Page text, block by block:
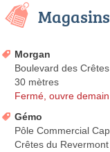
Morgan
Boulevard des
30 mètres
Fermé, ouvre
Gémo
Pôle Commercial
Crêtes du Revermont